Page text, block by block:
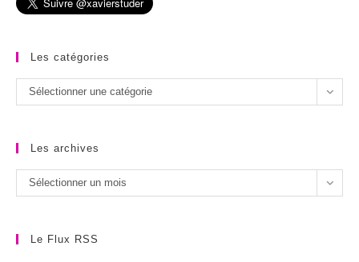
Les catégories
Les
catégories
Sélectionner une catégorie
Les archives
Les
archives
Sélectionner un mois
Le Flux RSS